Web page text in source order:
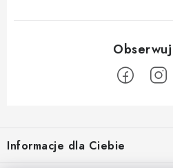
oInformacje dla Ciebie